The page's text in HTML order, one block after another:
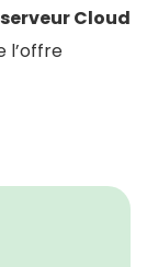
serveur Cloud
l’offre